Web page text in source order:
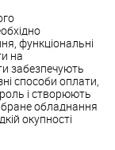
функціональні
на
забезпечують
способи оплати,
і створюють
обладнання
окупності